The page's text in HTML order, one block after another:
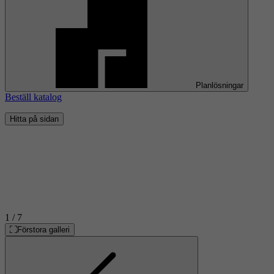
Planlösningar
Beställ katalog
Hitta på sidan
1 / 7
Förstora galleri